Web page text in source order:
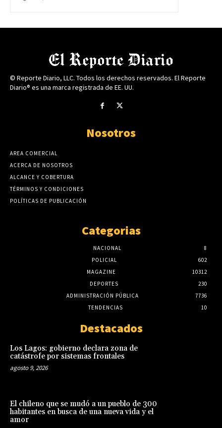
© Reporte Diario, LLC. Todos los derechos reservados. El Reporte
Diario® es una marca registrada de EE. UU.
Nosotros
AREA COMERCIAL
ACERCA DE NOSOTROS
ALCANCE Y COBERTURA
TÉRMINOS Y CONDICIONES
POLÍTICAS DE PUBLICACIÓN
Categorias
NACIONAL
8
POLICIAL
602
MAGAZINE
10312
DEPORTES
230
ADMINISTRACIÓN PÚBLICA
7736
TENDENCIAS
10
Destacados
Los Lagos: gobierno declara zona de
catástrofe por sistemas frontales
agosto 9, 2026
El chileno que se mudó a un pueblo de 300
habitantes en busca de una nueva vida y el
amor